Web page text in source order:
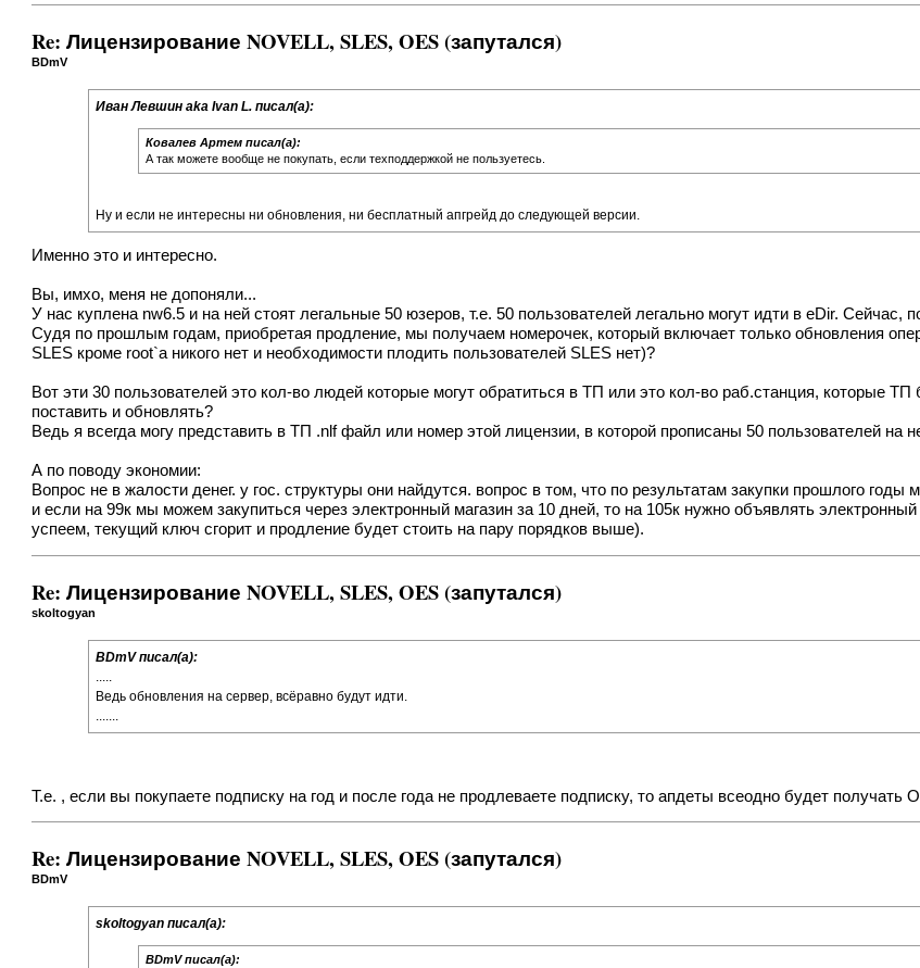
Re: Лицензирование NOVELL, SLES, OES (запутался)
BDmV
Иван Левшин aka Ivan L. писал(а):
Ковалев Артем писал(а):
А так можете вообще не покупать, если техподдержкой не пользуетесь.
Ну и если не интересны ни обновления, ни бесплатный апгрейд до следующей версии.
Именно это и интересно.
Вы, имхо, меня не допоняли...
У нас куплена nw6.5 и на ней стоят легальные 50 юзеров, т.е. 50 пользователей легально могут идти в eDir. Сейчас,
Судя по прошлым годам, приобретая продление, мы получаем номерочек, который включает только обновления
SLES кроме root`а никого нет и необходимости плодить пользователей SLES нет)?
Вот эти 30 пользователей это кол-во людей которые могут обратиться в ТП или это кол-во раб.станция, которые
поставить и обновлять?
Ведь я всегда могу представить в ТП .nlf файл или номер этой лицензии, в которой прописаны 50 пользователей на
А по поводу экономии:
Вопрос не в жалости денег. у гос. структуры они найдутся. вопрос в том, что по результатам закупки прошлого
и если на 99к мы можем закупиться через электронный магазин за 10 дней, то на 105к нужно объявлять
успеем, текущий ключ сгорит и продление будет стоить на пару порядков выше).
Re: Лицензирование NOVELL, SLES, OES (запутался)
skoltogyan
BDmV писал(а):
.....
Ведь обновления на сервер, всёравно будут идти.
.......
Т.е. , если вы покупаете подписку на год и после года не продлеваете подписку, то апдеты всеодно будет получать
Re: Лицензирование NOVELL, SLES, OES (запутался)
BDmV
skoltogyan писал(а):
BDmV писал(а):